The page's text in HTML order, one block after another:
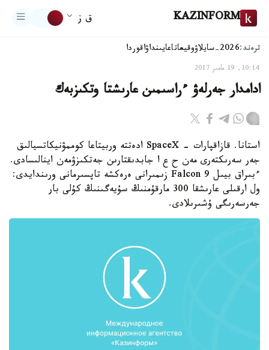
KAZINFORM ق ز
ترەند:2026-سايلاۋ وقيعاتاعايىنداۋاقوردا
10:14, 19 مامىر 2017
ادامدار جەرلەۋ ءراسىمىن عارىشتا وتكىزبەك
استانا. قازاقپارات - SpaceX ادەتتە وربيتاعا كوممۋنيكاتسيالىق
جەر سەرىكتەرى مەن ح ع ا جابدىقتارىن جەتكىزۋمەن اينالىسادى.
ءبىراق بيىل Falcon 9 زىمىرانى ەرەكشە تاپسىرمانى ورىندايدى:
ول ارقىلى عارىشقا 300 مارقۇمنىڭ سۇيەگىنىڭ كۇلى بار
جەرسەرىگى ۇشىرىلادى.